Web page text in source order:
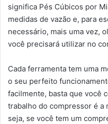
significa Pés Cúbicos por
medidas de vazão e, para
necessário, mais uma vez,
você precisará utilizar no
Cada ferramenta tem uma
o seu perfeito
facilmente, basta que você
trabalho do compressor é
seja, se você tem um